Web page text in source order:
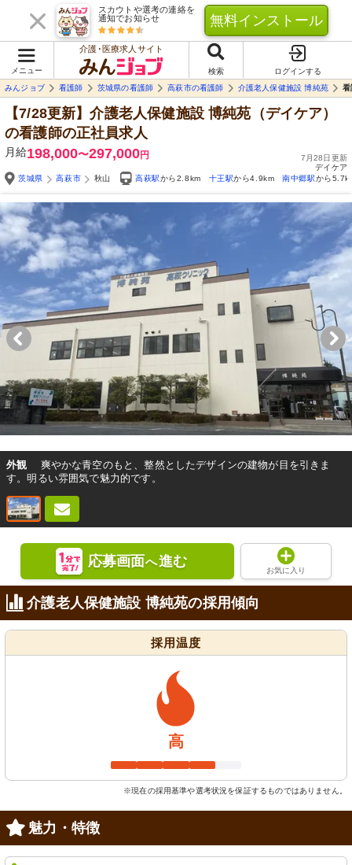
スカウトや選考の連絡を
通知でお知らせ
無料インストール
メニュー
介護･医療求人サイト
検索
ログインする
みんジョブ
看護師 茨城県の看護師 高萩市の看護師 介護老人保健施設 博純苑 看
【7/28更新】介護老人保健施設 博純苑（デイケア）
の看護師の正社員求人
月給198,000〜297,000円
7月28日更新
デイケア
茨城県
高萩市 秋山 高萩駅から2.8km 十王駅から4.9km 南中郷駅から
外観
爽やかな青空のもと、整然としたデザインの建物が目を引きま
す。明るい雰囲気で魅力的です。
応募画面へ進む
お気に入り
介護老人保健施設 博純苑の採用傾向
採用温度
高
※現在の採用基準や選考状況を保証するものではありません。
魅力・特徴